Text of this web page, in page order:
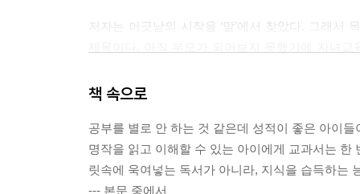
“별거 아냐. 파이팅!”
“넌 너무 예민해”
아이의 감수성을 인정해주세요
저자는 어긋남의 시작을 ‘말’에서 찾았다. 그래
반성하라는 의미보다는 아마도 엄마는 아직 찾지
하지만 책이 그저 반성에 그친다면 추천하지 않
배운 내용을 정리하여 소개한다. 이를 테면 이런
대부분의 보호자는 답답한 마음에 “네가 네 마음
책 속으로
공부를 별로 안 하는 것 같은데 성적이 좋은 아이
명작을 읽고 이해할 수 있는 아이에게 교과서는
릿속에 욱여넣는 독서가 아니라, 지식을 습득하는
--- 본문 중에서